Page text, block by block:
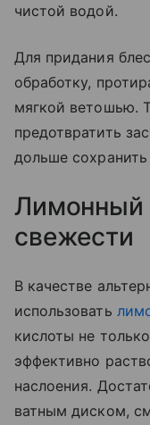
чистой водой.
Для придания
обработку,
мягкой ветошью.
предотвратить
дольше сохранить
Лимонный
свежести
В качестве
использовать
кислоты не
эффективно
наслоения.
ватным диском,